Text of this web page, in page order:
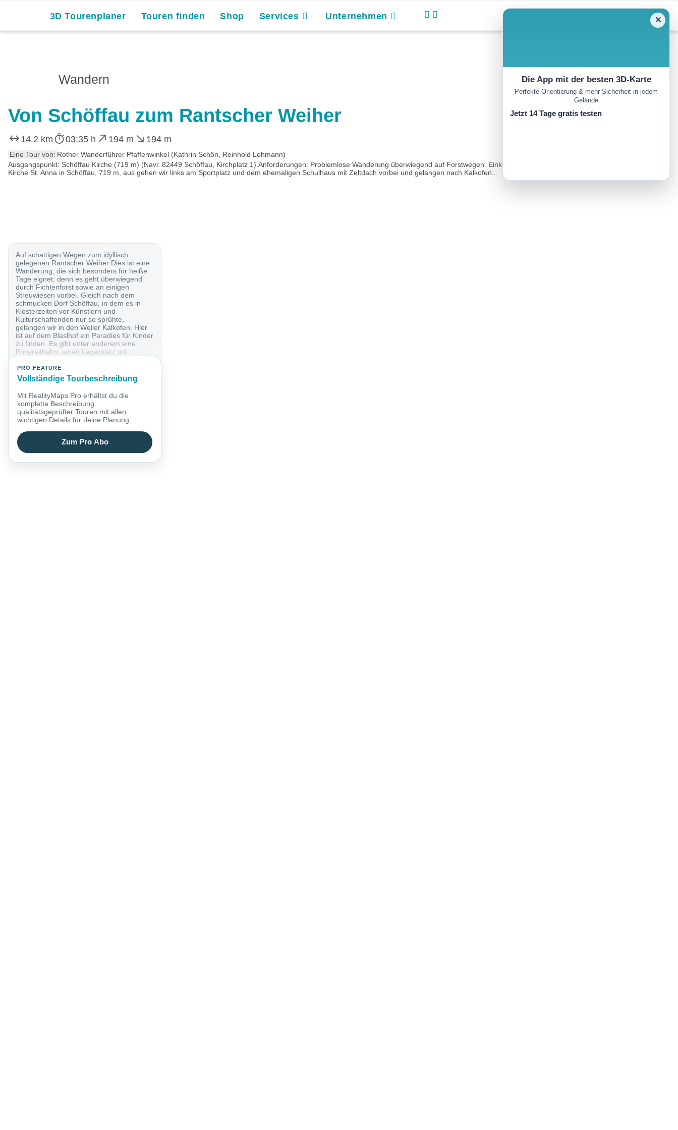
3D Tourenplaner Touren finden Shop Services Unternehmen
Wandern
Von Schöffau zum Rantscher Weiher
14.2 km 03:35 h 194 m 194 m
Eine Tour von: Rother Wanderführer Pfaffenwinkel (Kathrin Schön, Reinhold Lehmann)
Ausgangspunkt: Schöffau Kirche (719 m) (Navi: 82449 Schöffau, Kirchplatz 1).Anforderungen: Problemlose Wanderung überwiegend auf Forstwegen. Einkehr: Gasthaus Lieberwirth in Schöffau.Von der
Kirche St. Anna in Schöffau, 719 m, aus gehen wir links am Sportplatz und dem ehemaligen Schulhaus mit Zeltdach vorbei und gelangen nach Kalkofen...
Auf schattigen Wegen zum idyllisch
gelegenen Rantscher Weiher Dies ist eine
Wanderung, die sich besonders für heiße
Tage eignet; denn es geht überwiegend
durch Fichtenforst sowie an einigen
Streuwiesen vorbei. Gleich nach dem
schmucken Dorf Schöffau, in dem es in
Klosterzeiten vor Künstlern und
Kulturschaffenden nur so sprühte,
gelangen wir in den Weiler Kalkofen. Hier
ist auf dem Blaslhof ein Paradies für Kinder
zu finden. Es gibt unter anderem eine
Ponyreitbahn, einen Lagerplatz mit...
PRO FEATURE
Vollständige Tourbeschreibung
Mit RealityMaps Pro erhältst du die
komplette Beschreibung
qualitätsgeprüfter Touren mit allen
wichtigen Details für deine Planung.
Zum Pro Abo
✕
Die App mit der besten 3D-Karte
Perfekte Orientierung & mehr Sicherheit in jedem
Gelände
Jetzt 14 Tage gratis testen